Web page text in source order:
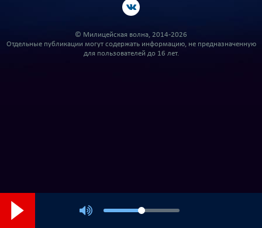
© Милицейская волна, 2014-2026
Отдельные публикации могут содержать информацию, не предназначенную
для пользователей до 16 лет.